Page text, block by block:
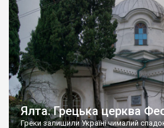
Ялта. Грецька церква
Греки залишили Україні чималий